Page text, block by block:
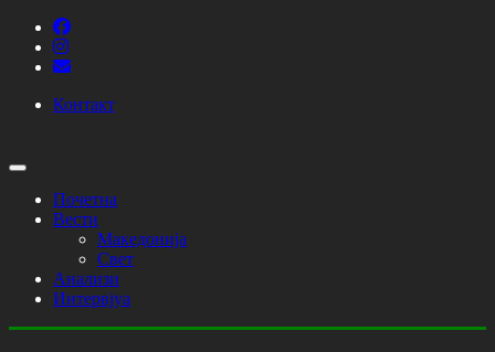
Контакт
Почетна
Вести
Македонија
Свет
Анализи
Интервјуа